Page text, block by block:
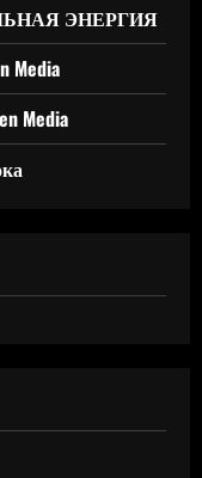
ЭНЕРГИЯ
Media
Media